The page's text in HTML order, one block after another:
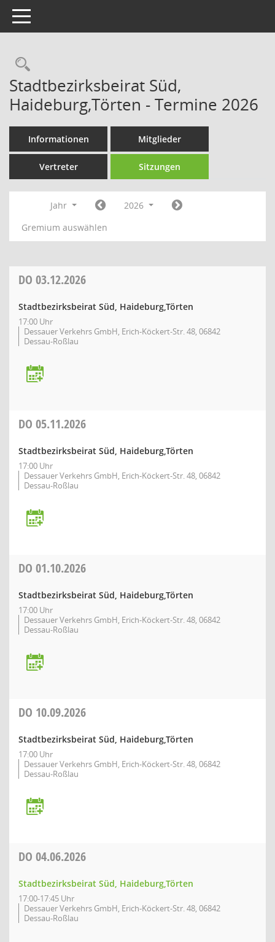
Toggle navigation
Rechercheauswahl
Stadtbezirksbeirat Süd,
Haideburg,Törten - Termine 2026
Informationen Mitglieder
Vertreter Sitzungen
Jahr
2026
Gremium auswählen
DO 03.12.2026
Stadtbezirksbeirat Süd, Haideburg,Törten
17:00 Uhr
Dessauer Verkehrs GmbH, Erich-Köckert-Str. 48, 06842
Dessau-Roßlau
DO 05.11.2026
Stadtbezirksbeirat Süd, Haideburg,Törten
17:00 Uhr
Dessauer Verkehrs GmbH, Erich-Köckert-Str. 48, 06842
Dessau-Roßlau
DO 01.10.2026
Stadtbezirksbeirat Süd, Haideburg,Törten
17:00 Uhr
Dessauer Verkehrs GmbH, Erich-Köckert-Str. 48, 06842
Dessau-Roßlau
DO 10.09.2026
Stadtbezirksbeirat Süd, Haideburg,Törten
17:00 Uhr
Dessauer Verkehrs GmbH, Erich-Köckert-Str. 48, 06842
Dessau-Roßlau
DO 04.06.2026
Stadtbezirksbeirat Süd, Haideburg,Törten
17:00-17:45 Uhr
Dessauer Verkehrs GmbH, Erich-Köckert-Str. 48, 06842
Dessau-Roßlau